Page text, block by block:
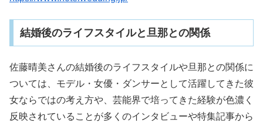
結婚後のライフスタイルと旦那との関係
佐藤晴美さんの結婚後のライフスタイルや旦那との関係に
ついては、モデル・女優・ダンサーとして活躍してきた彼
女ならではの考え方や、芸能界で培ってきた経験が色濃く
反映されていることが多くのインタビューや特集記事から